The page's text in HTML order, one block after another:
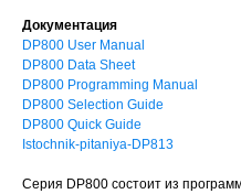
Документация
DP800 User Manual
DP800 Data Sheet
DP800 Programming Manual
DP800 Selection Guide
DP800 Quick Guide
Istochnik-pitaniya-DP813
Серия DP800 состоит из